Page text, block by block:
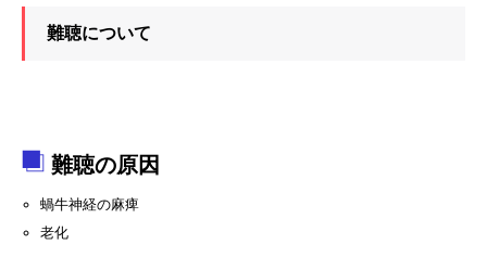
難聴について
難聴の原因
蝸牛神経の麻痺
老化